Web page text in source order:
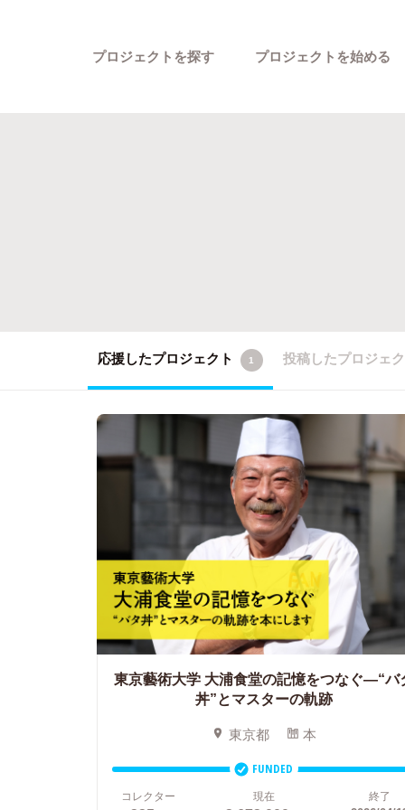
プロジェクトを探す プロジェクトを始める
応援したプロジェクト 1 投稿したプロジェ
東京藝術大学 大浦食堂の記憶をつなぐ―“バ
丼”とマスターの軌跡
東京都 本
FUNDED
コレクター
現在 終了